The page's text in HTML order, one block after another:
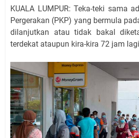
KUALA LUMPUR: Teka-teki sama
Pergerakan (PKP) yang bermula
dilanjutkan atau tidak bakal
terdekat ataupun kira-kira 72 jam